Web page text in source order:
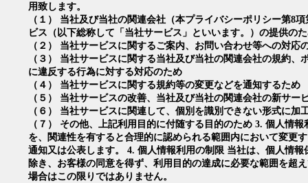
用致します。
（１） 当社及び当社の関連会社（本プライバシーポリシー第8
ビス（以下総称して「当社サービス」といいます。）の提供の
（２） 当社サービスに関するご案内、お問い合わせ等への対応
（３） 当社サービスに関する当社及び当社の関連会社の規約
に違反する行為に対する対応のため
（４） 当社サービスに関する規約等の変更などを通知するため
（５） 当社サービスの改善、当社及び当社の関連会社の新サー
（６） 当社サービスに関連して、個別を識別できない形式に加
（７） その他、上記利用目的に付随する目的のため 3. 個人情
を、関連性を有すると合理的に認められる範囲内において変更
通知又は公表します。 4. 個人情報利用の制限 当社は、個人情
除き、お客様の同意を得ず、利用目的の達成に必要な範囲を超
場合はこの限りではありません。